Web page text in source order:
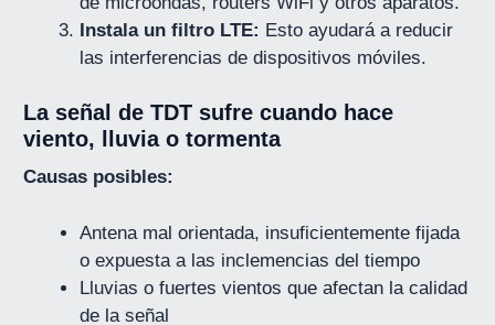
Instala un filtro LTE: Esto ayudará a reducir
las interferencias de dispositivos móviles.
La señal de TDT sufre cuando hace
viento, lluvia o tormenta
Causas posibles:
Antena mal orientada, insuficientemente fijada
o expuesta a las inclemencias del tiempo
Lluvias o fuertes vientos que afectan la calidad
de la señal